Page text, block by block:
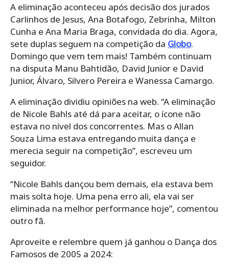
A eliminação aconteceu após decisão dos jurados
Carlinhos de Jesus, Ana Botafogo, Zebrinha, Milton
Cunha e Ana Maria Braga, convidada do dia. Agora,
sete duplas seguem na competição da Globo.
Domingo que vem tem mais! Também continuam
na disputa Manu Bahtidão, David Junior e David
Junior, Álvaro, Silvero Pereira e Wanessa Camargo.
A eliminação dividiu opiniões na web. “A eliminação
de Nicole Bahls até dá para aceitar, o ícone não
estava no nível dos concorrentes. Mas o Allan
Souza Lima estava entregando muita dança e
merecia seguir na competição”, escreveu um
seguidor.
“Nicole Bahls dançou bem demais, ela estava bem
mais solta hoje. Uma pena erro ali, ela vai ser
eliminada na melhor performance hoje”, comentou
outro fã.
Aproveite e relembre quem já ganhou o Dança dos
Famosos de 2005 a 2024: